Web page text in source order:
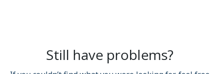
Still have problems?